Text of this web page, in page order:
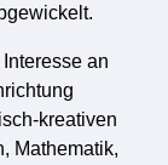
an
kreativen
Mathematik,